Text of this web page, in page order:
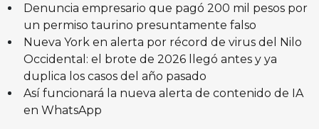
Denuncia empresario que pagó 200 mil pesos por
un permiso taurino presuntamente falso
Nueva York en alerta por récord de virus del Nilo
Occidental: el brote de 2026 llegó antes y ya
duplica los casos del año pasado
Así funcionará la nueva alerta de contenido de IA
en WhatsApp